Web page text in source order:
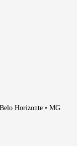
Horizonte • MG